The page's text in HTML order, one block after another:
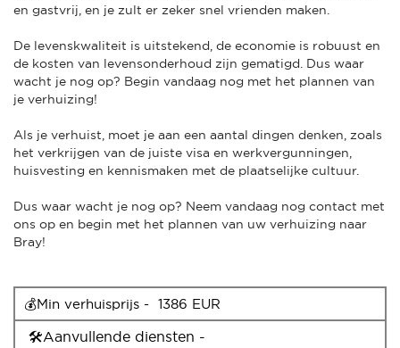
en gastvrij, en je zult er zeker snel vrienden maken.
De levenskwaliteit is uitstekend, de economie is robuust en
de kosten van levensonderhoud zijn gematigd. Dus waar
wacht je nog op? Begin vandaag nog met het plannen van
je verhuizing!
Als je verhuist, moet je aan een aantal dingen denken, zoals
het verkrijgen van de juiste visa en werkvergunningen,
huisvesting en kennismaken met de plaatselijke cultuur.
Dus waar wacht je nog op? Neem vandaag nog contact met
ons op en begin met het plannen van uw verhuizing naar
Bray!
💰Min verhuisprijs -  1386 EUR
🛠Aanvullende diensten -